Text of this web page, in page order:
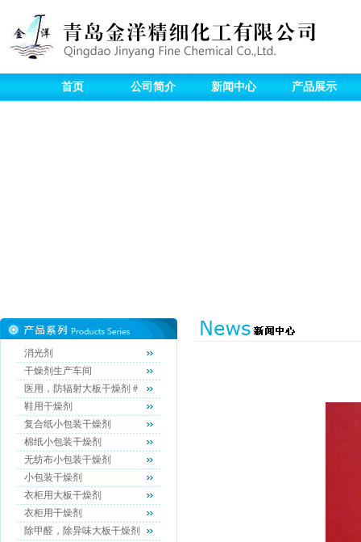
首页 公司简介 新闻中心 产品展示
消光剂
干燥剂生产车间
医用，防辐射大板干燥剂 #
鞋用干燥剂
复合纸小包装干燥剂
棉纸小包装干燥剂
无纺布小包装干燥剂
小包装干燥剂
衣柜用大板干燥剂
衣柜用干燥剂
除甲醛，除异味大板干燥剂